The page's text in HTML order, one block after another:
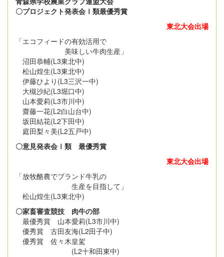
〇プロジェクト発表会Ⅰ類最優秀賞
東北大会出場
「エコフィードの有効活用で
美味しい牛肉生産」
沼田恭輔(L3東北中)
松山煌生(L3東北中)
伊藤ひより(L3三沢一中)
大槻沙紀(L3堀口中)
山本愛莉(L3市川中)
齋藤一花(L2白山台中)
坂田結花(L2下田中)
庭田梨々美(L2五戸中)
〇意見発表会Ⅰ類 最優秀賞
東北大会出場
「放牧酪農でブランド牛乳の
生産を目指して」
松山煌生(L3東北中)
〇家畜審査競技 肉牛の部
最優秀賞 山本愛莉(L3市川中)
優秀賞 古田友海(L2田子中)
優秀賞 佐々木皇駕
(L2十和田東中)